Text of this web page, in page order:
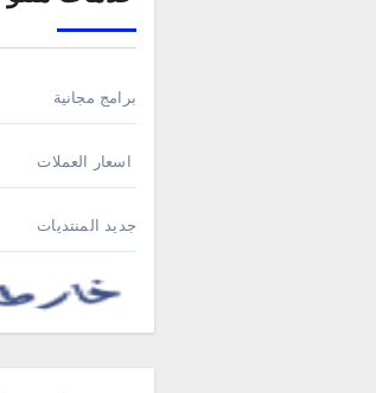
برامج مجانية
اسعار العملات
جديد المنتديات